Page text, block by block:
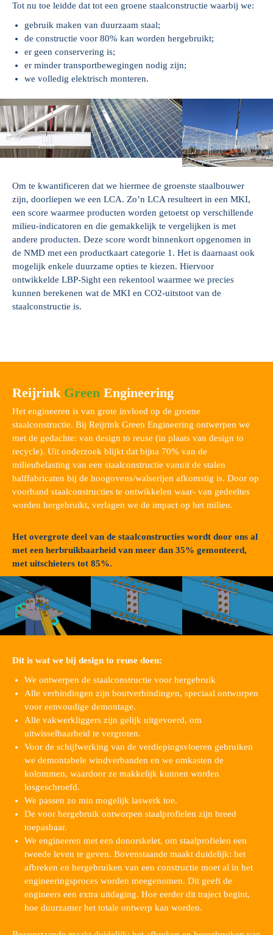
Tot nu toe leidde dat tot een groene staalconstructie waarbij we:
gebruik maken van duurzaam staal;
de constructie voor 80% kan worden hergebruikt;
er geen conservering is;
er minder transportbewegingen nodig zijn;
we volledig elektrisch monteren.
Om te kwantificeren dat we hiermee de groenste staalbouwer
zijn, doorliepen we een LCA. Zo’n LCA resulteert in een MKI,
een score waarmee producten worden getoetst op verschillende
milieu-indicatoren en die gemakkelijk te vergelijken is met
andere producten. Deze score wordt binnenkort opgenomen in
de NMD met een productkaart categorie 1. Het is daarnaast ook
mogelijk enkele duurzame opties te kiezen. Hiervoor
ontwikkelde LBP-Sight een rekentool waarmee we precies
kunnen berekenen wat de MKI en CO2-uitstoot van de
staalconstructie is.
Reijrink Green Engineering
Het engineeren is van grote invloed op de groene
staalconstructie. Bij Reijrink Green Engineering ontwerpen we
met de gedachte: van design to reuse (in plaats van design to
recycle). Uit onderzoek blijkt dat bijna 70% van de
milieubelasting van een staalconstructie vanuit de stalen
halffabricaten bij de hoogovens/walserijen afkomstig is. Door op
voorhand staalconstructies te ontwikkelen waar- van gedeeltes
worden hergebruikt, verlagen we de impact op het milieu.
Het overgrote deel van de staalconstructies wordt door ons al
met een herbruikbaarheid van meer dan 35% gemonteerd,
met uitschieters tot 85%.
Dit is wat we bij design to reuse doen:
We ontwerpen de staalconstructie voor hergebruik
Alle verbindingen zijn boutverbindingen, speciaal ontworpen
voor eenvoudige demontage.
Alle vakwerkliggers zijn gelijk uitgevoerd, om
uitwisselbaarheid te vergroten.
Voor de schijfwerking van de verdiepingsvloeren gebruiken
we demontabele windverbanden en we omkasten de
kolommen, waardoor ze makkelijk kunnen worden
losgeschroefd.
We passen zo min mogelijk laswerk toe.
De voor hergebruik ontworpen staalprofielen zijn breed
toepasbaar.
We engineeren met een donorskelet, om staalprofielen een
tweede leven te geven. Bovenstaande maakt duidelijk: het
afbreken en hergebruiken van een constructie moet al in het
engineeringsproces worden meegenomen. Dit geeft de
engineers een extra uitdaging. Hoe eerder dit traject begint,
hoe duurzamer het totale ontwerp kan worden.